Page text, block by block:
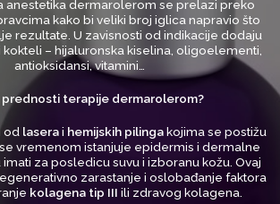
anestetika dermarolerom se prelazi preko
kako bi veliki broj iglica napravio što
rezultate. U zavisnosti od indikacije dodaju
kokteli – hijaluronska kiselina, oligoelementi,
antioksidansi, vitamini…
prednosti terapije dermarolerom?
od laserai hemijskih pilingakojima se postižu
vremenom istanjuje epidermis i dermalne
za posledicu suvu i izboranu kožu. Ovaj
zarastanje i oslobađanje faktora
kolagena tip III ili zdravog kolagena.